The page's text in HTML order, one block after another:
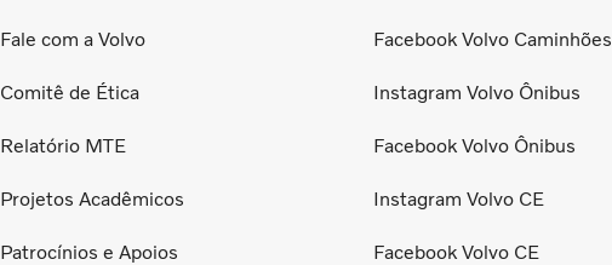
Fale com a Volvo
Comitê de Ética
Relatório MTE
Projetos Acadêmicos
Patrocínios e Apoios
Facebook Volvo Caminhões
Instagram Volvo Ônibus
Facebook Volvo Ônibus
Instagram Volvo CE
Facebook Volvo CE